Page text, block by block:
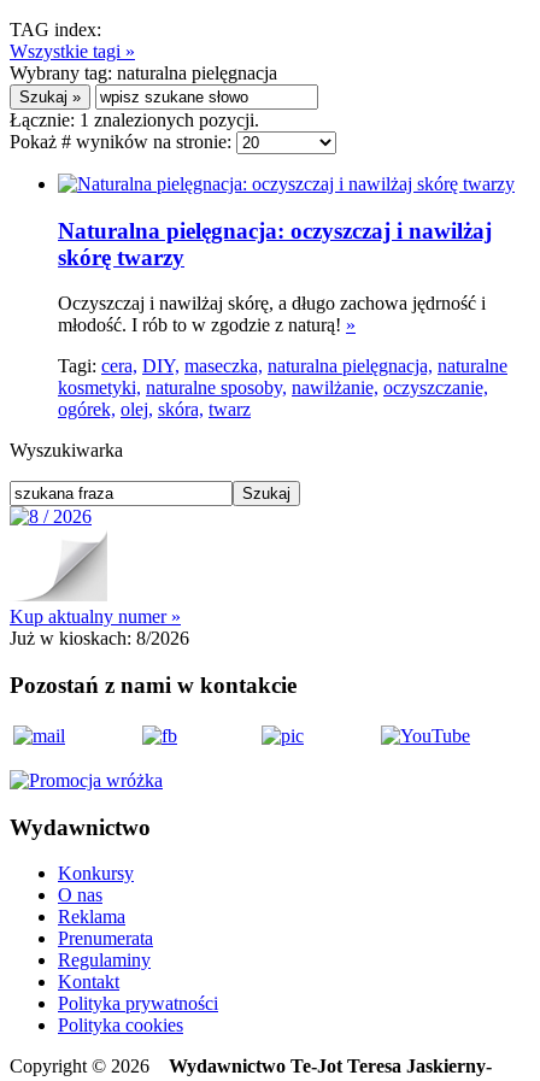
TAG index:
Wszystkie tagi »
Wybrany tag: naturalna pielęgnacja
Łącznie: 1 znalezionych pozycji.
Pokaż # wyników na stronie:
Naturalna pielęgnacja: oczyszczaj i nawilżaj
skórę twarzy
Oczyszczaj i nawilżaj skórę, a długo zachowa jędrność i
młodość. I rób to w zgodzie z naturą! »
Tagi: cera, DIY, maseczka, naturalna pielęgnacja, naturalne
kosmetyki, naturalne sposoby, nawilżanie, oczyszczanie,
ogórek, olej, skóra, twarz
Wyszukiwarka
Kup aktualny numer »
Już w kioskach: 8/2026
Pozostań z nami w kontakcie
Wydawnictwo
Konkursy
O nas
Reklama
Prenumerata
Regulaminy
Kontakt
Polityka prywatności
Polityka cookies
Copyright © 2026 Wydawnictwo Te-Jot Teresa Jaskierny-